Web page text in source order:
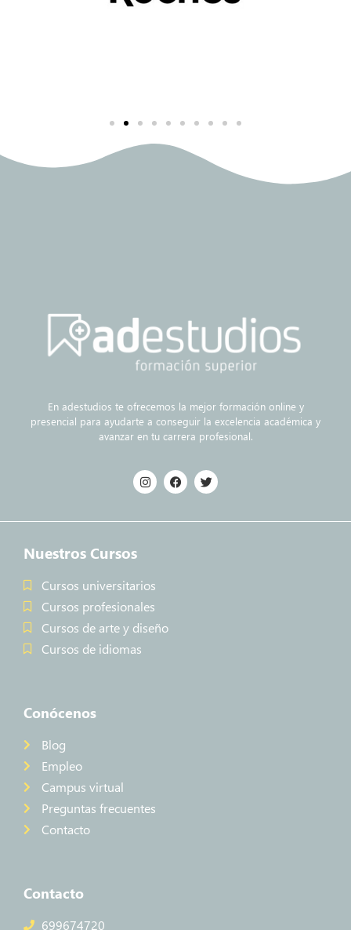
En adestudios te ofrecemos la mejor formación online y
presencial para ayudarte a conseguir la excelencia académica y
avanzar en tu carrera profesional.
Nuestros Cursos
Cursos universitarios
Cursos profesionales
Cursos de arte y diseño
Cursos de idiomas
Conócenos
Blog
Empleo
Campus virtual
Preguntas frecuentes
Contacto
Contacto
699674720